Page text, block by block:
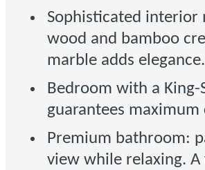
Sophisticated
wood and bamboo
marble adds elegance.
Bedroom with a
guarantees
Premium bathroom:
view while relaxing.